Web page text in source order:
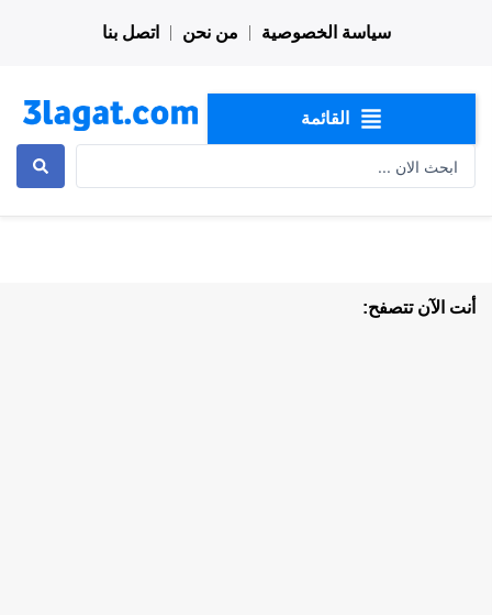
سياسة الخصوصية من نحن اتصل بنا
القائمة
أنت الآن تتصفح: